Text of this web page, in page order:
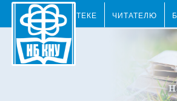
О БИБЛИОТЕКЕ ЧИТАТЕЛЮ